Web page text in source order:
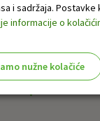
i sadržaja.
informacije o
nužne kolačiće